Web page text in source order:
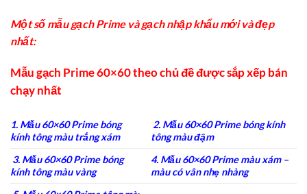
Một số mẫu gạch Prime và gạch nhập khẩu mới và đẹp
nhất:
Mẫu gạch Prime 60×60 theo chủ đề được sắp xếp bán
chạy nhất
1. Mẫu 60×60 Prime bóng
kính tông màu trắng xám
2. Mẫu 60×60 Prime bóng kính
tông màu đậm
3. Mẫu 60×60 Prime bóng
kính tông màu vàng
4. Mẫu 60×60 Prime màu xám –
màu có vân nhẹ nhàng